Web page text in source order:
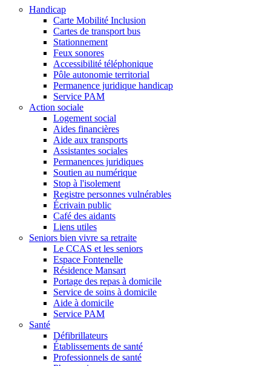
Handicap
Carte Mobilité Inclusion
Cartes de transport bus
Stationnement
Feux sonores
Accessibilité téléphonique
Pôle autonomie territorial
Permanence juridique handicap
Service PAM
Action sociale
Logement social
Aides financières
Aide aux transports
Assistantes sociales
Permanences juridiques
Soutien au numérique
Stop à l'isolement
Registre personnes vulnérables
Écrivain public
Café des aidants
Liens utiles
Seniors bien vivre sa retraite
Le CCAS et les seniors
Espace Fontenelle
Résidence Mansart
Portage des repas à domicile
Service de soins à domicile
Aide à domicile
Service PAM
Santé
Défibrillateurs
Établissements de santé
Professionnels de santé